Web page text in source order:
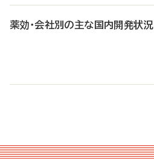
薬効・会社別の主な国内開発状況